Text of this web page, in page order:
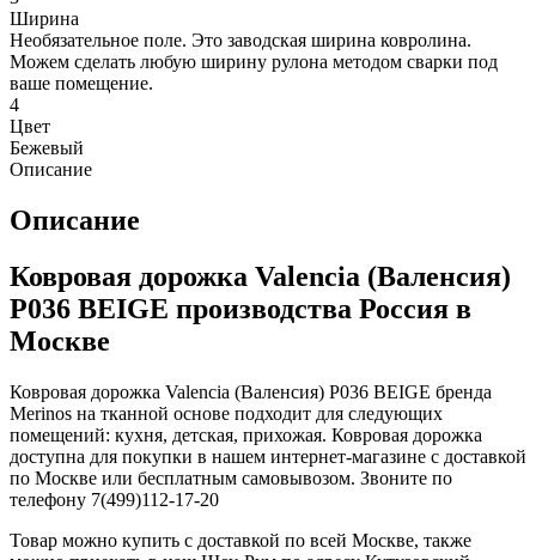
Ширина
Необязательное поле. Это заводская ширина ковролина.
Можем сделать любую ширину рулона методом сварки под
ваше помещение.
4
Цвет
Бежевый
Описание
Описание
Ковровая дорожка Valencia (Валенсия)
P036 BEIGE производства Россия в
Москве
Ковровая дорожка Valencia (Валенсия) P036 BEIGE бренда
Merinos на тканной основе подходит для следующих
помещений: кухня, детская, прихожая. Ковровая дорожка
доступна для покупки в нашем интернет-магазине с доставкой
по Москве или бесплатным самовывозом. Звоните по
телефону 7(499)112-17-20
Товар можно купить с доставкой по всей Москве, также